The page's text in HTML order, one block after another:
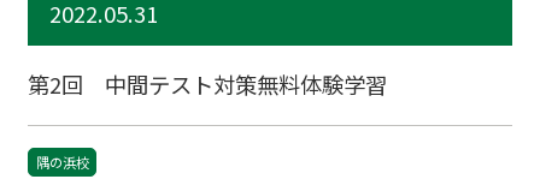
2022.05.31
第2回 中間テスト対策無料体験学習
隅の浜校